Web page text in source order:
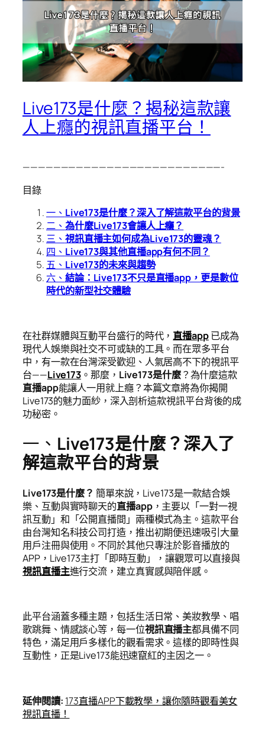
Live173是什麼？揭秘這款讓
人上癮的視訊直播平台！
——————————————————————————-
目錄
一、 Live173是什麼？深入了解這款平台的背景
二、 為什麼Live173會讓人上癮？
三、 視訊直播主如何成為Live173的靈魂？
四、 Live173與其他直播app有何不同？
五、 Live173的未來與趨勢
六、 結論：Live173不只是直播app，更是數位
時代的新型社交體驗
在社群媒體與互動平台盛行的時代，直播app已成為
現代人娛樂與社交不可或缺的工具。而在眾多平台
中，有一款在台灣深受歡迎、人氣居高不下的視訊平
台——Live173 。那麼， Live173是什麼？為什麼這款
直播app能讓人一用就上癮？本篇文章將為你揭開
Live173的魅力面紗，深入剖析這款視訊平台背後的成
功秘密。
一、 Live173是什麼？深入了
解這款平台的背景
Live173是什麼？ 簡單來說，Live173是一款結合娛
樂、互動與實時聊天的直播app，主要以「一對一視
訊互動」和「公開直播間」兩種模式為主。這款平台
由台灣知名科技公司打造，推出初期便迅速吸引大量
用戶注冊與使用。不同於其他只專注於影音播放的
APP，Live173主打「即時互動」，讓觀眾可以直接與
視訊直播主進行交流，建立真實感與陪伴感。
此平台涵蓋多種主題，包括生活日常、美妝教學、唱
歌跳舞、情感談心等，每一位視訊直播主都具備不同
特色，滿足用戶多樣化的觀看需求。這樣的即時性與
互動性，正是Live173能迅速竄紅的主因之一。
延伸閱讀: 173直播APP下載教學，讓你隨時觀看美女
視訊直播！